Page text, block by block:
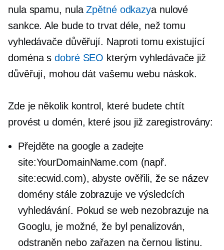
nula spamu, nulaZpětné odkazya nulové
sankce. Ale bude to trvat déle, než tomu
vyhledávače důvěřují. Naproti tomu existující
doména sdobré SEO kterým vyhledávače již
důvěřují, mohou dát vašemu webu náskok.
Zde je několik kontrol, které budete chtít
provést u domén, které jsou již zaregistrovány:
Přejděte na google a zadejte
site:YourDomainName.com (např.
site:ecwid.com), abyste ověřili, že se název
domény stále zobrazuje ve výsledcích
vyhledávání. Pokud se web nezobrazuje na
Googlu, je možné, že byl penalizován,
odstraněn nebo zařazen na černou listinu.